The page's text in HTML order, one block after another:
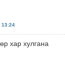
13:24
хар хулгана